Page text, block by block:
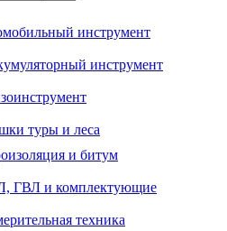
инструмент
инструмент
туры и леса
и битум
ГВЛ и комплектующие
техника